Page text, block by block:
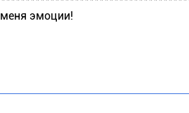
эмоции!